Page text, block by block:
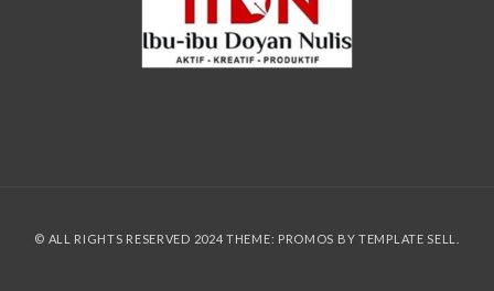
© ALL RIGHTS RESERVED 2024 THEME: PROMOS BY TEMPLATE SELL